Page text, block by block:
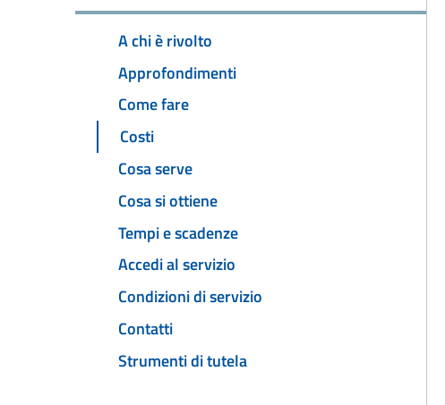
A chi è rivolto
Approfondimenti
Come fare
Costi
Cosa serve
Cosa si ottiene
Tempi e scadenze
Accedi al servizio
Condizioni di servizio
Contatti
Strumenti di tutela